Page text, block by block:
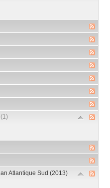
(1)
Atlantique Sud (2013)